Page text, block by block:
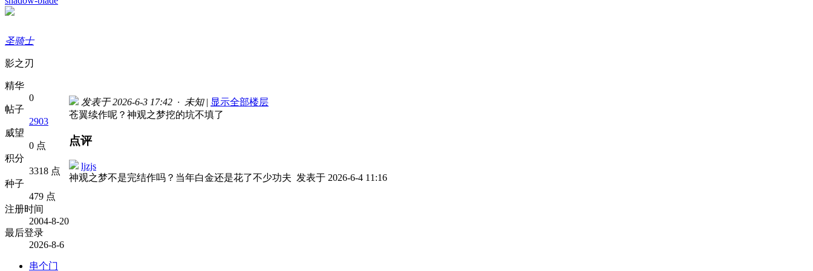
圣骑士
影之刃
精华
0
帖子
2903
威望
0 点
积分
3318 点
种子
479 点
注册时间
2004-8-20
最后登录
2026-8-6
串个门
发表于 2026-6-3 17:42 · 未知 | 显示全部楼层
苍翼续作呢？神观之梦挖的坑不填了
点评
ljzjs
神观之梦不是完结作吗？当年白金还是花了不少功夫 发表于 2026-6-4 11:16